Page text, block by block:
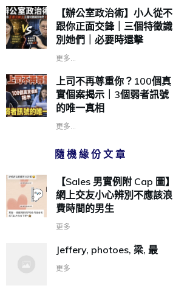
【辦公室政治術】小人從不
跟你正面交鋒｜三個特徵識
別她們｜必要時還擊
更多...
上司不再尊重你？100個真
實個案揭示｜3個弱者訊號
的唯一真相
更多...
隨機緣份文章
【Sales 男實例附 Cap 圖】
網上交友小心辨別不應該浪
費時間的男生
更多
Jeffery, photoes, 梁, 最
更多